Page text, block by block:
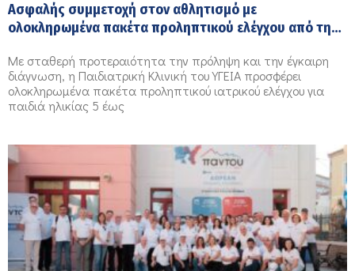
Ασφαλής συμμετοχή στον αθλητισμό με
ολοκληρωμένα πακέτα προληπτικού ελέγχου από την
16 ετών
Με σταθερή προτεραιότητα την πρόληψη και την έγκαιρη
διάγνωση, η Παιδιατρική Κλινική του ΥΓΕΙΑ προσφέρει
ολοκληρωμένα πακέτα προληπτικού ιατρικού ελέγχου για
παιδιά ηλικίας 5 έως